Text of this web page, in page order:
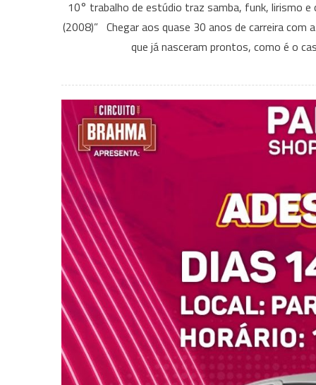
10° trabalho de estúdio traz samba, funk, lirismo
(2008)” Chegar aos quase 30 anos de carreira com
que já nasceram prontos, como é o